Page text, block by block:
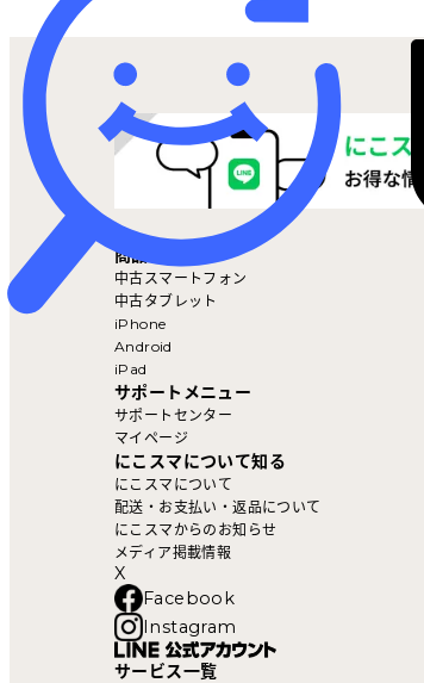
にこスマ通信
マイページ
商品を探す
中古スマートフォン
中古タブレット
iPhone
Android
iPad
サポートメニュー
サポートセンター
マイページ
にこスマについて知る
にこスマについて
配送・お支払い・返品について
にこスマからのお知らせ
メディア掲載情報
X
Facebook
Instagram
サービス一覧